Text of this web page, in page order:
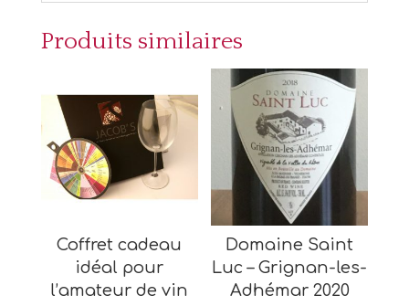
Produits similaires
Coffret cadeau
idéal pour
l’amateur de vin
Domaine Saint
Luc – Grignan-les-
Adhémar 2020